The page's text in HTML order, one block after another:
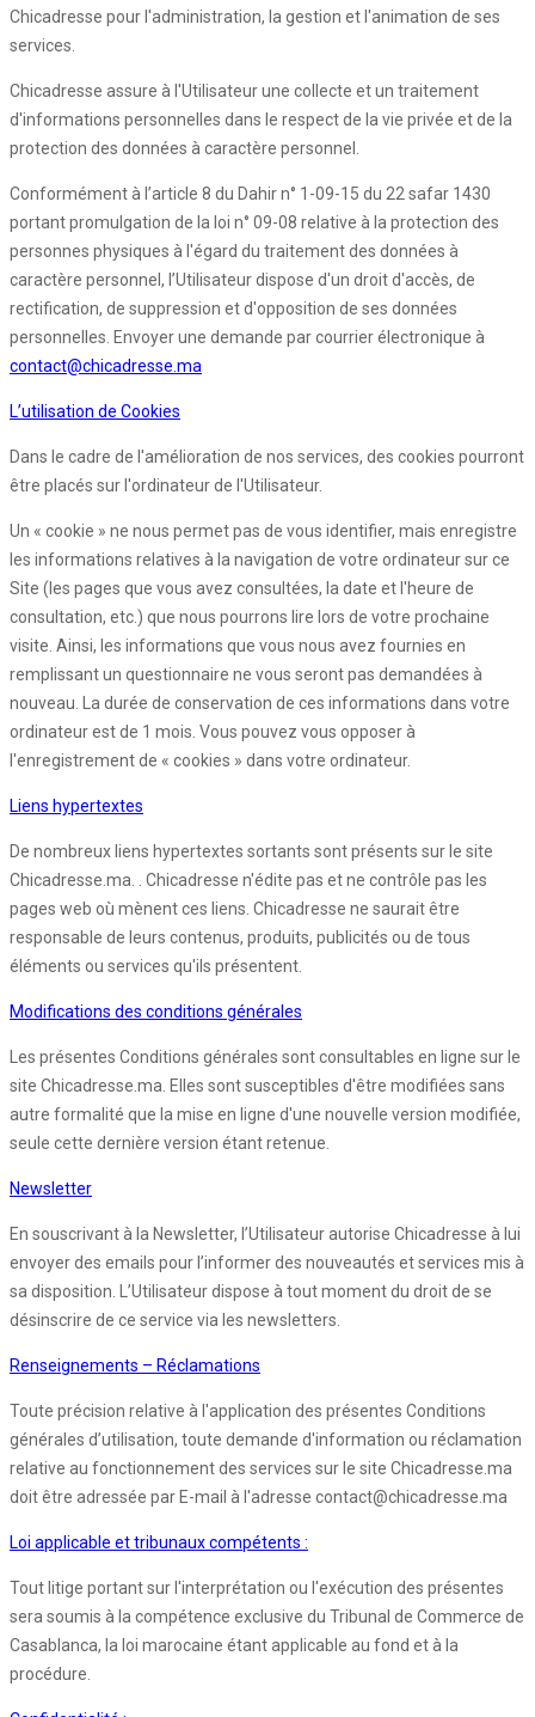
Chicadresse pour l'administration, la gestion et l'animation de ses
services.
Chicadresse assure à l'Utilisateur une collecte et un traitement
d'informations personnelles dans le respect de la vie privée et de la
protection des données à caractère personnel.
Conformément à l’article 8 du Dahir n° 1-09-15 du 22 safar 1430
portant promulgation de la loi n° 09-08 relative à la protection des
personnes physiques à l'égard du traitement des données à
caractère personnel, l’Utilisateur dispose d'un droit d'accès, de
rectification, de suppression et d'opposition de ses données
personnelles. Envoyer une demande par courrier électronique à
contact@chicadresse.ma
L’utilisation de Cookies
Dans le cadre de l'amélioration de nos services, des cookies pourront
être placés sur l'ordinateur de l'Utilisateur.
Un « cookie » ne nous permet pas de vous identifier, mais enregistre
les informations relatives à la navigation de votre ordinateur sur ce
Site (les pages que vous avez consultées, la date et l'heure de
consultation, etc.) que nous pourrons lire lors de votre prochaine
visite. Ainsi, les informations que vous nous avez fournies en
remplissant un questionnaire ne vous seront pas demandées à
nouveau. La durée de conservation de ces informations dans votre
ordinateur est de 1 mois. Vous pouvez vous opposer à
l'enregistrement de « cookies » dans votre ordinateur.
Liens hypertextes
De nombreux liens hypertextes sortants sont présents sur le site
Chicadresse.ma. . Chicadresse n'édite pas et ne contrôle pas les
pages web où mènent ces liens. Chicadresse ne saurait être
responsable de leurs contenus, produits, publicités ou de tous
éléments ou services qu'ils présentent.
Modifications des conditions générales
Les présentes Conditions générales sont consultables en ligne sur le
site Chicadresse.ma. Elles sont susceptibles d'être modifiées sans
autre formalité que la mise en ligne d'une nouvelle version modifiée,
seule cette dernière version étant retenue.
Newsletter
En souscrivant à la Newsletter, l’Utilisateur autorise Chicadresse à lui
envoyer des emails pour l’informer des nouveautés et services mis à
sa disposition. L’Utilisateur dispose à tout moment du droit de se
désinscrire de ce service via les newsletters.
Renseignements – Réclamations
Toute précision relative à l'application des présentes Conditions
générales d’utilisation, toute demande d'information ou réclamation
relative au fonctionnement des services sur le site Chicadresse.ma
doit être adressée par E-mail à l'adresse contact@chicadresse.ma
Loi applicable et tribunaux compétents :
Tout litige portant sur l'interprétation ou l'exécution des présentes
sera soumis à la compétence exclusive du Tribunal de Commerce de
Casablanca, la loi marocaine étant applicable au fond et à la
procédure.